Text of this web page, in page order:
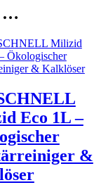
…
Eco 1L –
&